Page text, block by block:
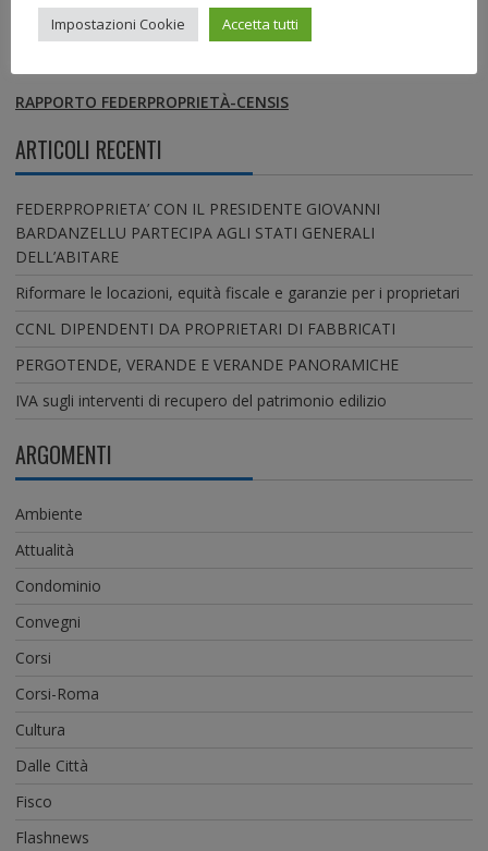
SCARICA IL CCNL COLF e BADANTI
RAPPORTO FEDERPROPRIETÀ-CENSIS
ARTICOLI RECENTI
FEDERPROPRIETA’ CON IL PRESIDENTE GIOVANNI
BARDANZELLU PARTECIPA AGLI STATI GENERALI
DELL’ABITARE
Riformare le locazioni, equità fiscale e garanzie per i proprietari
CCNL DIPENDENTI DA PROPRIETARI DI FABBRICATI
PERGOTENDE, VERANDE E VERANDE PANORAMICHE
IVA sugli interventi di recupero del patrimonio edilizio
ARGOMENTI
Ambiente
Attualità
Condominio
Convegni
Corsi
Corsi-Roma
Cultura
Dalle Città
Fisco
Flashnews
Impostazioni Cookie Accetta tutti